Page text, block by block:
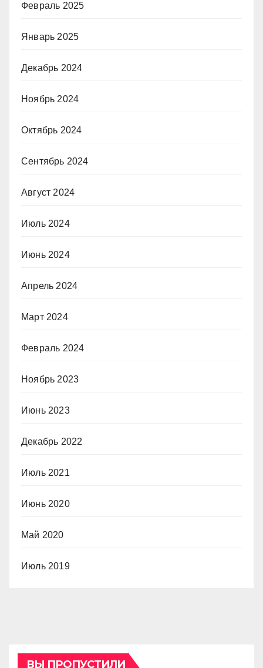
Февраль 2025
Январь 2025
Декабрь 2024
Ноябрь 2024
Октябрь 2024
Сентябрь 2024
Август 2024
Июль 2024
Июнь 2024
Апрель 2024
Март 2024
Февраль 2024
Ноябрь 2023
Июнь 2023
Декабрь 2022
Июль 2021
Июнь 2020
Май 2020
Июль 2019
ВЫ ПРОПУСТИЛИ